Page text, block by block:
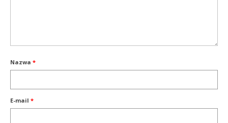
Nazwa *
E-mail *